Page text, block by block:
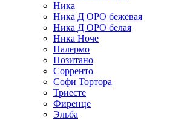
Ника
Ника Д ОРО бежевая
Ника Д ОРО белая
Ника Ноче
Палермо
Позитано
Сорренто
Софи Тортора
Триесте
Фиренце
Эльба